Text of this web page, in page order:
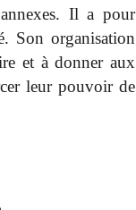
Il a pour
Son organisation
et à donner aux
leur pouvoir de